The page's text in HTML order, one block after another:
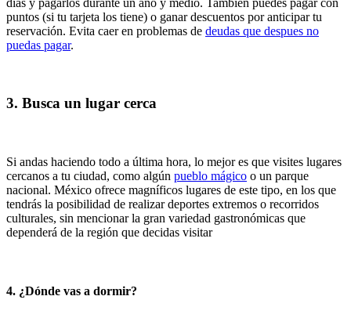
puntos (si tu tarjeta los tiene) o ganar descuentos por anticipar tu
reservación. Evita caer en problemas de deudas que despues no
puedas pagar.
3. Busca un lugar cerca
Si andas haciendo todo a última hora, lo mejor es que visites lugares
cercanos a tu ciudad, como algún pueblo mágico o un parque
nacional. México ofrece magníficos lugares de este tipo, en los que
tendrás la posibilidad de realizar deportes extremos o recorridos
culturales, sin mencionar la gran variedad gastronómicas que
dependerá de la región que decidas visitar
4. ¿Dónde vas a dormir?